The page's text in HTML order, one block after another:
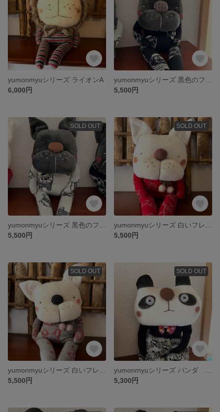
yumonmyuシリーズ ライオンA
6,000円
5,500円
SOLD OUT
5,500円
SOLD OUT
5,500円
SOLD OUT
5,500円
SOLD OUT
5,300円